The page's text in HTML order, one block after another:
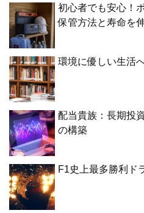
初心者でも安心！
保管方法と寿命を
環境に優しい生活
配当貴族：長期投
の構築
F1史上最多勝利ド